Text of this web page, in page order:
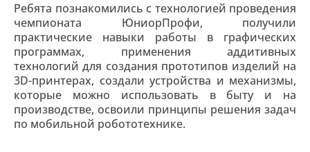
Ребята познакомились с технологией проведения
чемпионата ЮниорПрофи, получили
практические навыки работы в графических
программах, применения аддитивных
технологий для создания прототипов изделий на
3D-принтерах, создали устройства и механизмы,
которые можно использовать в быту и на
производстве, освоили принципы решения задач
по мобильной робототехнике.